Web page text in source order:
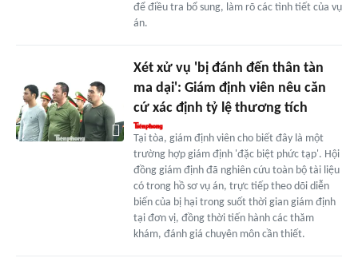
để điều tra bổ sung, làm rõ các tình tiết của vụ
án.
Xét xử vụ 'bị đánh đến thân tàn
ma dại': Giám định viên nêu căn
cứ xác định tỷ lệ thương tích
Tại tòa, giám định viên cho biết đây là một
trường hợp giám định 'đặc biệt phức tạp'. Hội
đồng giám định đã nghiên cứu toàn bộ tài liệu
có trong hồ sơ vụ án, trực tiếp theo dõi diễn
biến của bị hại trong suốt thời gian giám định
tại đơn vị, đồng thời tiến hành các thăm
khám, đánh giá chuyên môn cần thiết.